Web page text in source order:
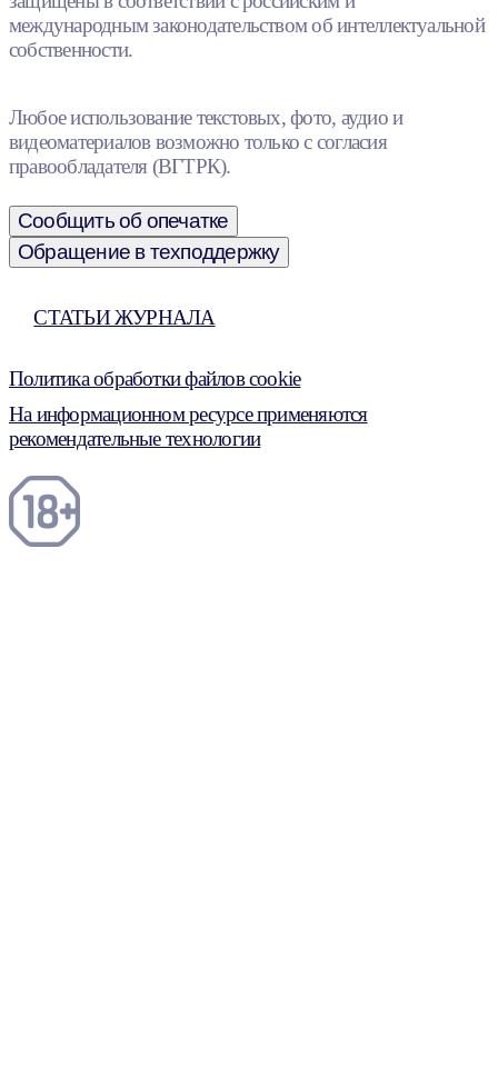
международным законодательством об интеллектуальной
собственности.
Любое использование текстовых, фото, аудио и
видеоматериалов возможно только с согласия
правообладателя (ВГТРК).
Сообщить об опечатке
Обращение в техподдержку
СТАТЬИ ЖУРНАЛА
Политика обработки файлов cookie
На информационном ресурсе применяются
рекомендательные технологии